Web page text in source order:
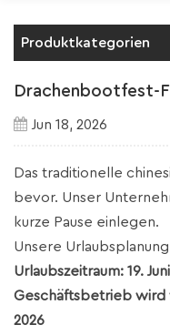
Produktkategorien
Drachenbootfest-
Jun 18, 2026
Das traditionelle
bevor. Unser
kurze Pause einlegen.
Unsere
Urlaubszeitraum: 19.
Geschäftsbetrieb wird
2026